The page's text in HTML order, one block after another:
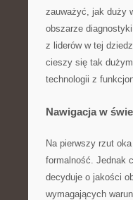
zauważyć, jak duży
obszarze
z liderów w tej
cieszy się tak
technologii z
Nawigacja w
Na pierwszy rzut
formalność. Jednak
decyduje o jakości
wymagających